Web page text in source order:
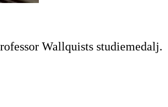
Wallquists studiemedalj.